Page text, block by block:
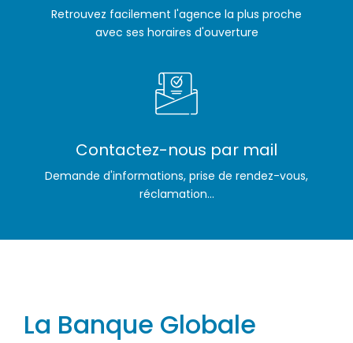
Retrouvez facilement l'agence la plus proche
avec ses horaires d'ouverture
Contactez-nous par mail
Demande d'informations, prise de rendez-vous,
réclamation...
La Banque Globale